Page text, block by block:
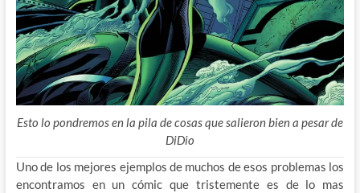
Esto lo pondremos en la pila de cosas que salieron bien a pesar de
DiDio
Uno de los mejores ejemplos de muchos de esos problemas los
encontramos en un cómic que tristemente es de lo mas